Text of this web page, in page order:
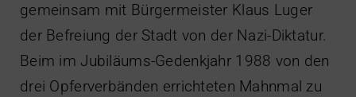
gemeinsam mit Bürgermeister Klaus Luger
der Befreiung der Stadt von der Nazi-Diktatur.
Beim im Jubiläums-Gedenkjahr 1988 von den
drei Opferverbänden errichteten Mahnmal zu